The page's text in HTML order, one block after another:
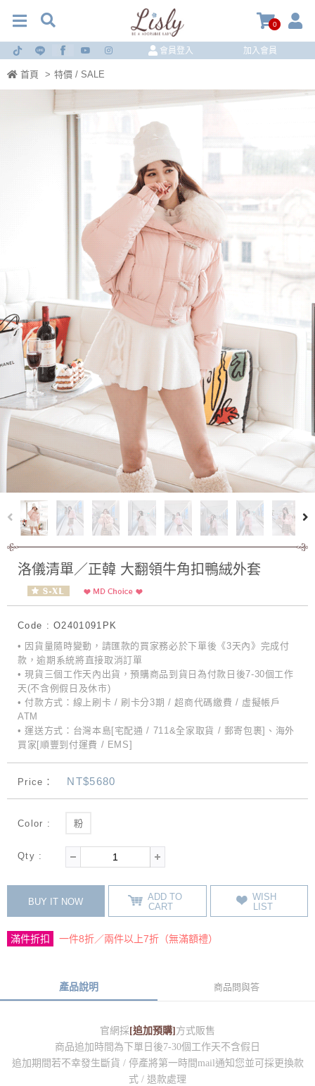
0
會員登入 加入會員
首頁 > 特價 / SALE
洛儀清單／正韓 大翻領牛角扣鴨絨外套
Code : O2401091PK
• 因貨量隨時變動，請匯款的買家務必於下單後《3天內》完成付
款，逾期系統將直接取消訂單
• 現貨三個工作天內出貨，預購商品到貨日為付款日後7-30個工作
天(不含例假日及休市)
• 付款方式：線上刷卡 / 刷卡分3期 / 超商代碼繳費 / 虛擬帳戶
ATM
• 運送方式：台灣本島[宅配通 / 711&全家取貨 / 郵寄包裹]、海外
買家[順豐到付運費 / EMS]
Price： NT$5680
Color : 粉
Qty :
BUY IT NOW
ADD TO
CART
WISH
LIST
滿件折扣 一件8折／兩件以上7折（無滿額禮）
產品說明 商品問與答
官網採 [追加預購] 方式販售
商品追加時間為下單日後7-30個工作天不含假日
追加期間若不幸發生斷貨 / 停產將第一時間mail通知您並可採更換款
式 / 退款處理